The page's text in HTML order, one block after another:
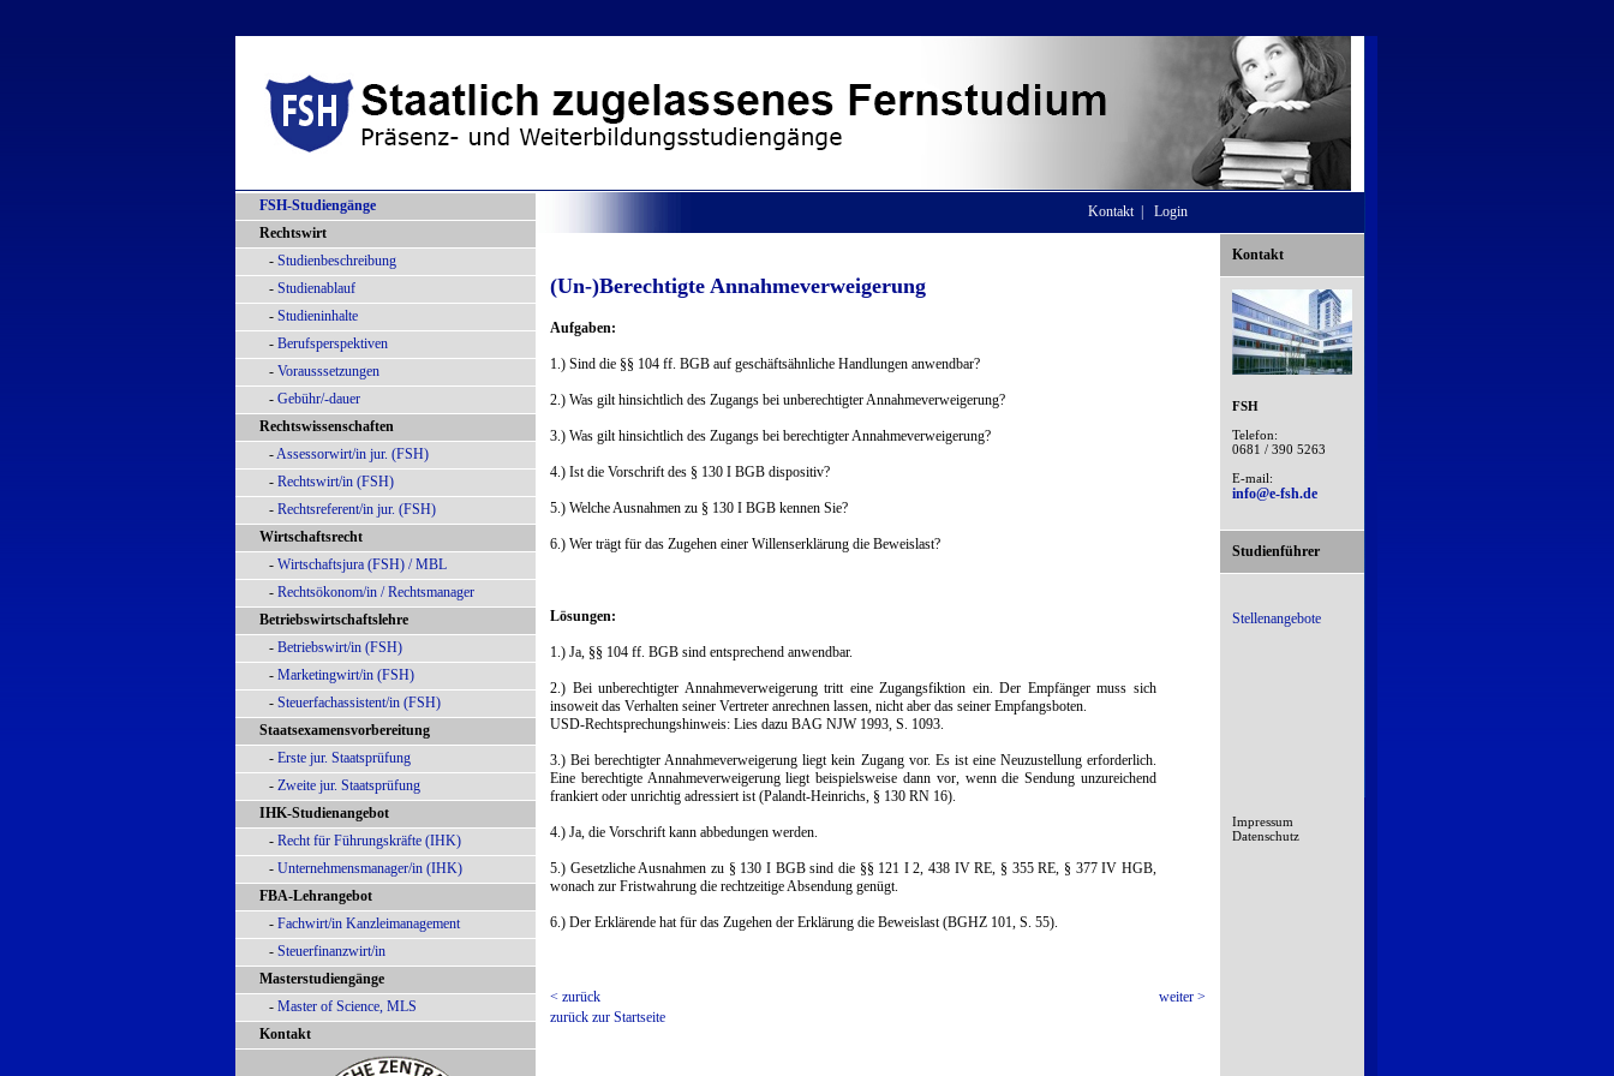
FSH-Studiengänge
Rechtswirt
- Studienbeschreibung
- Studienablauf
- Studieninhalte
- Berufsperspektiven
- Vorausssetzungen
- Gebühr/-dauer
Rechtswissenschaften
-Assessorwirt/in jur. (FSH)
- Rechtswirt/in (FSH)
- Rechtsreferent/in jur. (FSH)
Wirtschaftsrecht
- Wirtschaftsjura (FSH) / MBL
- Rechtsökonom/in / Rechtsmanager
Betriebswirtschaftslehre
- Betriebswirt/in (FSH)
- Marketingwirt/in (FSH)
- Steuerfachassistent/in (FSH)
Staatsexamensvorbereitung
- Erste jur. Staatsprüfung
- Zweite jur. Staatsprüfung
IHK-Studienangebot
- Recht für Führungskräfte (IHK)
- Unternehmensmanager/in (IHK)
FBA-Lehrangebot
- Fachwirt/in Kanzleimanagement
- Steuerfinanzwirt/in
Masterstudiengänge
- Master of Science, MLS
Kontakt
Kontakt Login
(Un-)Berechtigte Annahmeverweigerung
Aufgaben:
1.) Sind die §§ 104 ff. BGB auf geschäftsähnliche Handlungen anwendbar?
2.) Was gilt hinsichtlich des Zugangs bei unberechtigter Annahmeverweigerung?
3.) Was gilt hinsichtlich des Zugangs bei berechtigter Annahmeverweigerung?
4.) Ist die Vorschrift des § 130 I BGB dispositiv?
5.) Welche Ausnahmen zu § 130 I BGB kennen Sie?
6.) Wer trägt für das Zugehen einer Willenserklärung die Beweislast?
Lösungen:
1.) Ja, §§ 104 ff. BGB sind entsprechend anwendbar.
2.) Bei unberechtigter Annahmeverweigerung tritt eine Zugangsfiktion ein. Der Empfänger muss sich
insoweit das Verhalten seiner Vertreter anrechnen lassen, nicht aber das seiner Empfangsboten.
USD-Rechtsprechungshinweis: Lies dazu BAG NJW 1993, S. 1093.
3.) Bei berechtigter Annahmeverweigerung liegt kein Zugang vor. Es ist eine Neuzustellung erforderlich.
Eine berechtigte Annahmeverweigerung liegt beispielsweise dann vor, wenn die Sendung unzureichend
frankiert oder unrichtig adressiert ist (Palandt-Heinrichs, § 130 RN 16).
4.) Ja, die Vorschrift kann abbedungen werden.
5.) Gesetzliche Ausnahmen zu § 130 I BGB sind die §§ 121 I 2, 438 IV RE, § 355 RE, § 377 IV HGB,
wonach zur Fristwahrung die rechtzeitige Absendung genügt.
6.) Der Erklärende hat für das Zugehen der Erklärung die Beweislast (BGHZ 101, S. 55).
< zurück
weiter >
zurück zur Startseite
Kontakt
FSH
Telefon:
0681 / 390 5263
E-mail:
info@e-fsh.de
Studienführer
Stellenangebote
Impressum
Datenschutz